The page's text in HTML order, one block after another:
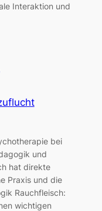
Interaktion und
bei
und
hat direkte
Praxis und die
Rauchfleisch:
wichtigen